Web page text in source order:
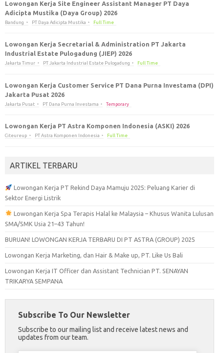
Lowongan Kerja Site Engineer Assistant Manager PT Daya
Adicipta Mustika (Daya Group) 2026
Bandung PT Daya Adicipta Mustika Full Time
Lowongan Kerja Secretarial & Administration PT Jakarta
Industrial Estate Pulogadung (JIEP) 2026
Jakarta Timur PT Jakarta Industrial Estate Pulogadung Full Time
Lowongan Kerja Customer Service PT Dana Purna Investama (DPI)
Jakarta Pusat 2026
Jakarta Pusat PT Dana Purna Investama Temporary
Lowongan Kerja PT Astra Komponen Indonesia (ASKI) 2026
Citeureup PT Astra Komponen Indonesia Full Time
ARTIKEL TERBARU
Lowongan Kerja PT Rekind Daya Mamuju 2025: Peluang Karier di
Sektor Energi Listrik
Lowongan Kerja Spa Terapis Halal ke Malaysia – Khusus Wanita Lulusan
SMA/SMK Usia 21–43 Tahun!
BURUAN! LOWONGAN KERJA TERBARU DI PT ASTRA (GROUP) 2025
Lowongan Kerja Marketing, dan Hair & Make up, PT. Like Us Bali
Lowongan Kerja IT Officer dan Assistant Technician PT. SENAYAN
TRIKARYA SEMPANA
Subscribe To Our Newsletter
Subscribe to our mailing list and receive latest news and
updates from our team.